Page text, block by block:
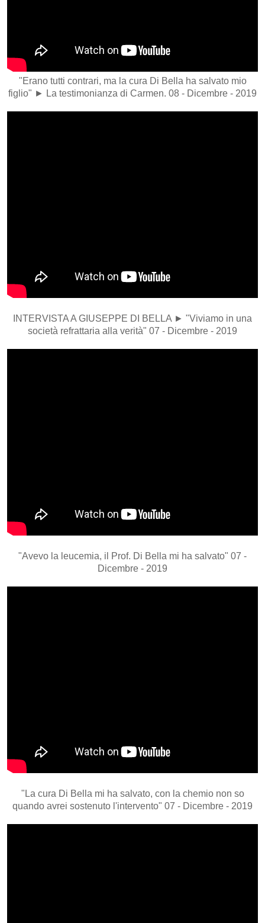
"Erano tutti contrari, ma la cura Di Bella ha salvato mio
figlio" ► La testimonianza di Carmen. 08 - Dicembre - 2019
INTERVISTA A GIUSEPPE DI BELLA ► "Viviamo in una
società refrattaria alla verità" 07 - Dicembre - 2019
"Avevo la leucemia, il Prof. Di Bella mi ha salvato" 07 -
Dicembre - 2019
"La cura Di Bella mi ha salvato, con la chemio non so
quando avrei sostenuto l'intervento" 07 - Dicembre - 2019